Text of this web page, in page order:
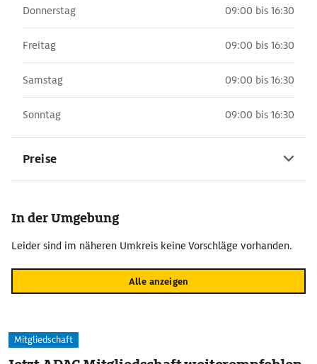
Donnerstag 09:00 bis 16:30
Freitag 09:00 bis 16:30
Samstag 09:00 bis 16:30
Sonntag 09:00 bis 16:30
Preise
In der Umgebung
Leider sind im näheren Umkreis keine Vorschläge vorhanden.
Alle anzeigen
Mitgliedschaft